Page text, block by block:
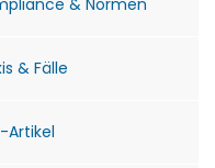
& Normen
& Fälle
Artikel